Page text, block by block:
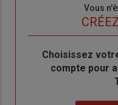
Vous
BodyChoisissez
compte pour